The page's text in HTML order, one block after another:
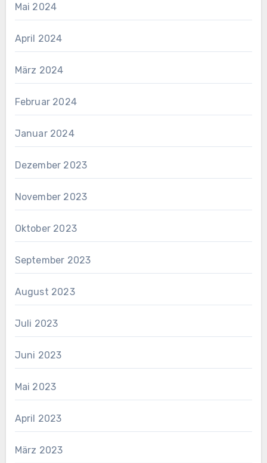
Mai 2024
April 2024
März 2024
Februar 2024
Januar 2024
Dezember 2023
November 2023
Oktober 2023
September 2023
August 2023
Juli 2023
Juni 2023
Mai 2023
April 2023
März 2023